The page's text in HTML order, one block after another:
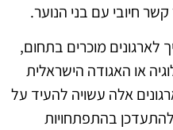
חיובי עם בני הנוער.
לארגונים מוכרים בתחום,
או האגודה הישראלית
אלה עשויה להעיד על
בהתפתחויות